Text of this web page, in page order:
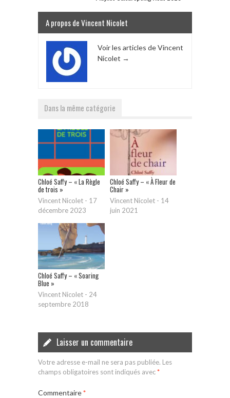
A propos de Vincent Nicolet
Voir les articles de Vincent
Nicolet →
Dans la même catégorie
Chloé Saffy – « La Règle
de trois »
Vincent Nicolet - 17
décembre 2023
Chloé Saffy – « À Fleur de
Chair »
Vincent Nicolet - 14
juin 2021
Chloé Saffy – « Soaring
Blue »
Vincent Nicolet - 24
septembre 2018
Laisser un commentaire
Votre adresse e-mail ne sera pas publiée. Les
champs obligatoires sont indiqués avec*
Commentaire*